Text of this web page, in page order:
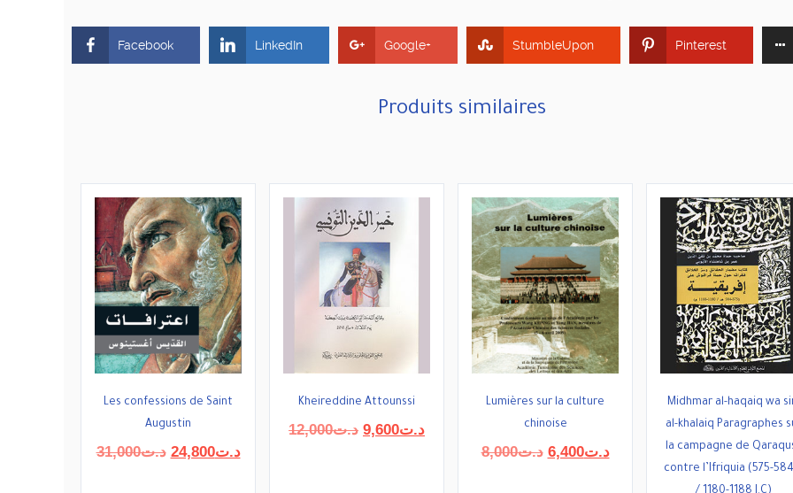
Facebook LinkedIn Google+ StumbleUpon Pinterest
Produits similaires
Les confessions de Saint
Augustin
د.ت31,000
Le
د.ت24,800
Le
Kheireddine Attounssi
د.ت12,000
Le
د.ت9,600
Le
Lumières sur la culture
chinoise
د.ت8,000
Le
د.ت6,400
Le
Midhmar al-haqaiq wa
al-khalaiq Paragraphes
la campagne de
contre l’Ifriquia (575-